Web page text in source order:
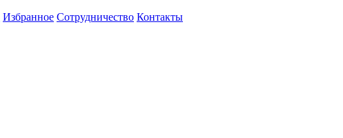
Избранное Сотрудничество Контакты